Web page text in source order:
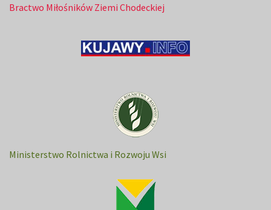
Bractwo Miłośników Ziemi Chodeckiej
Ministerstwo Rolnictwa i Rozwoju Wsi